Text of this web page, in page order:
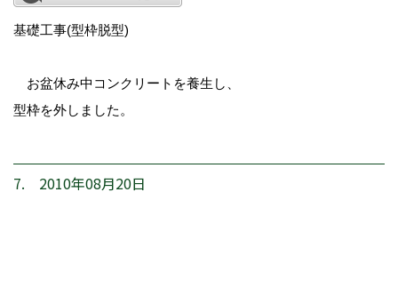
基礎工事(型枠脱型)
お盆休み中コンクリートを養生し、
型枠を外しました。
7. 2010年08月20日